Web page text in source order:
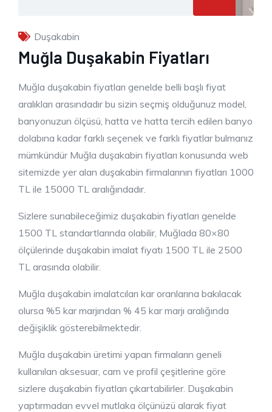
Duşakabin
Muğla Duşakabin Fiyatları
Muğla duşakabin fiyatları genelde belli başlı fiyat
aralıkları arasındadır bu sizin seçmiş olduğunuz model,
banyonuzun ölçüsü, hatta ve hatta tercih edilen banyo
dolabına kadar farklı seçenek ve farklı fiyatlar bulmanız
mümkündür Muğla duşakabin fiyatları konusunda web
sitemizde yer alan duşakabin firmalarının fiyatları 1000
TL ile 15000 TL aralığındadır.
Sizlere sunabileceğimiz duşakabin fiyatları genelde
1500 TL standartlarında olabilir, Muğlada 80×80
ölçülerinde duşakabin imalat fiyatı 1500 TL ile 2500
TL arasında olabilir.
Muğla duşakabin imalatcıları kar oranlarına bakılacak
olursa %5 kar marjından % 45 kar marjı aralığında
değişiklik gösterebilmektedir.
Muğla duşakabin üretimi yapan firmaların geneli
kullanılan aksesuar, cam ve profil çeşitlerine göre
sizlere duşakabin fiyatları çıkartabilirler. Duşakabin
yaptırmadan evvel mutlaka ölçünüzü alarak fiyat